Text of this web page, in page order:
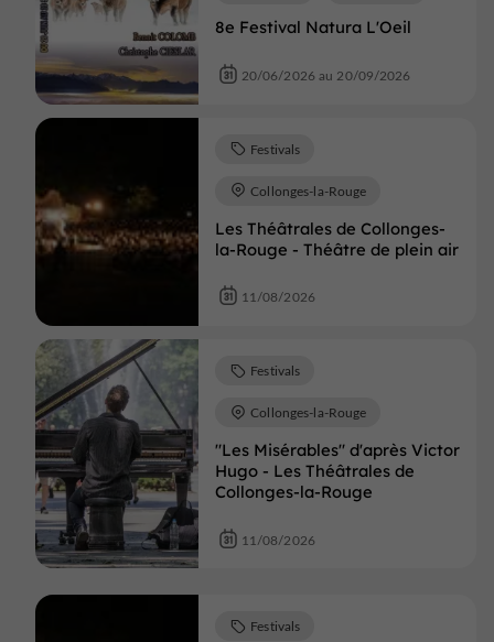
8e Festival Natura L'Oeil
20/06/2026 au 20/09/2026
Les Théâtrales de Collonges-
la-Rouge - Théâtre de plein air
Festivals
Collonges-la-Rouge
11/08/2026
"Les Misérables" d'après Victor
Hugo - Les Théâtrales de
Collonges-la-Rouge
Festivals
Collonges-la-Rouge
11/08/2026
Festivals